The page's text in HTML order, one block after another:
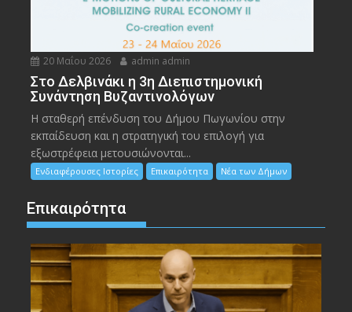
20 Μαΐου 2026 admin admin
Στο Δελβινάκι η 3η Διεπιστημονική
Συνάντηση Βυζαντινολόγων
Η σταθερή επένδυση του Δήμου Πωγωνίου στην
εκπαίδευση και η στρατηγική του επιλογή για
εξωστρέφεια μετουσιώνονται...
Ενδιαφέρουσες Ιστορίες Επικαιρότητα Νέα των Δήμων
Επικαιρότητα